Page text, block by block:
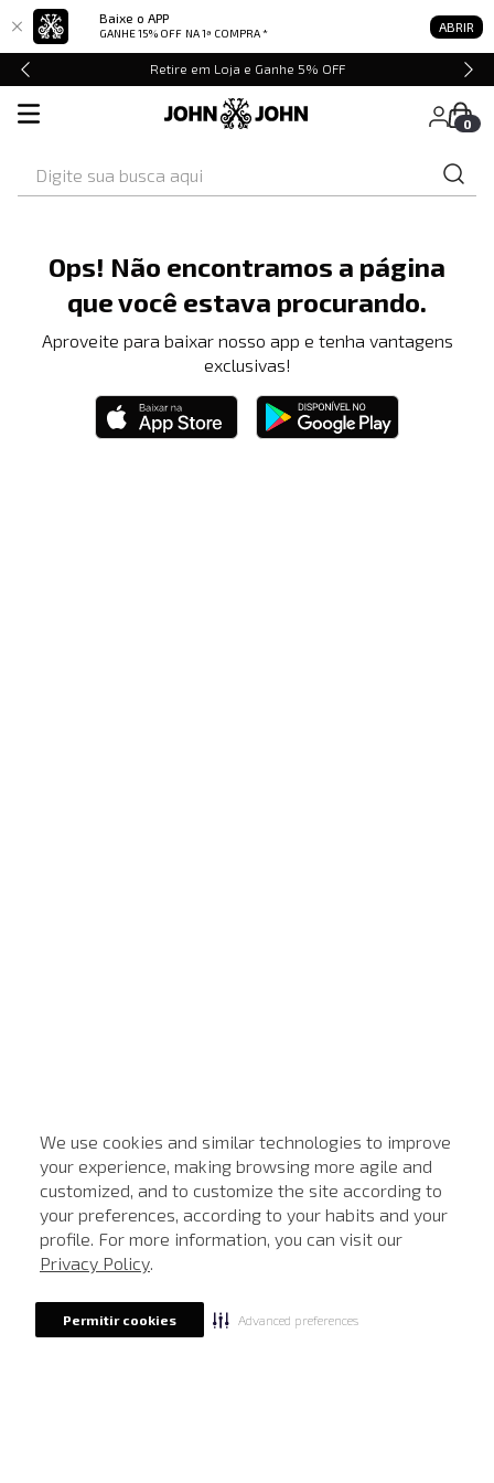
Baixe o APP
GANHE 15% OFF NA 1ª COMPRA * ABRIR
We use cookies and similar technologies to improve
your experience, making browsing more agile and
customized, and to customize the site according to
your preferences, according to your habits and your
profile. For more information, you can visit our
Privacy Policy.
Permitir cookies Advanced preferences
Retire em Loja e Ganhe 5% OFF
0
Ops! Não encontramos a página
que você estava procurando.
Aproveite para baixar nosso app e tenha vantagens
exclusivas!